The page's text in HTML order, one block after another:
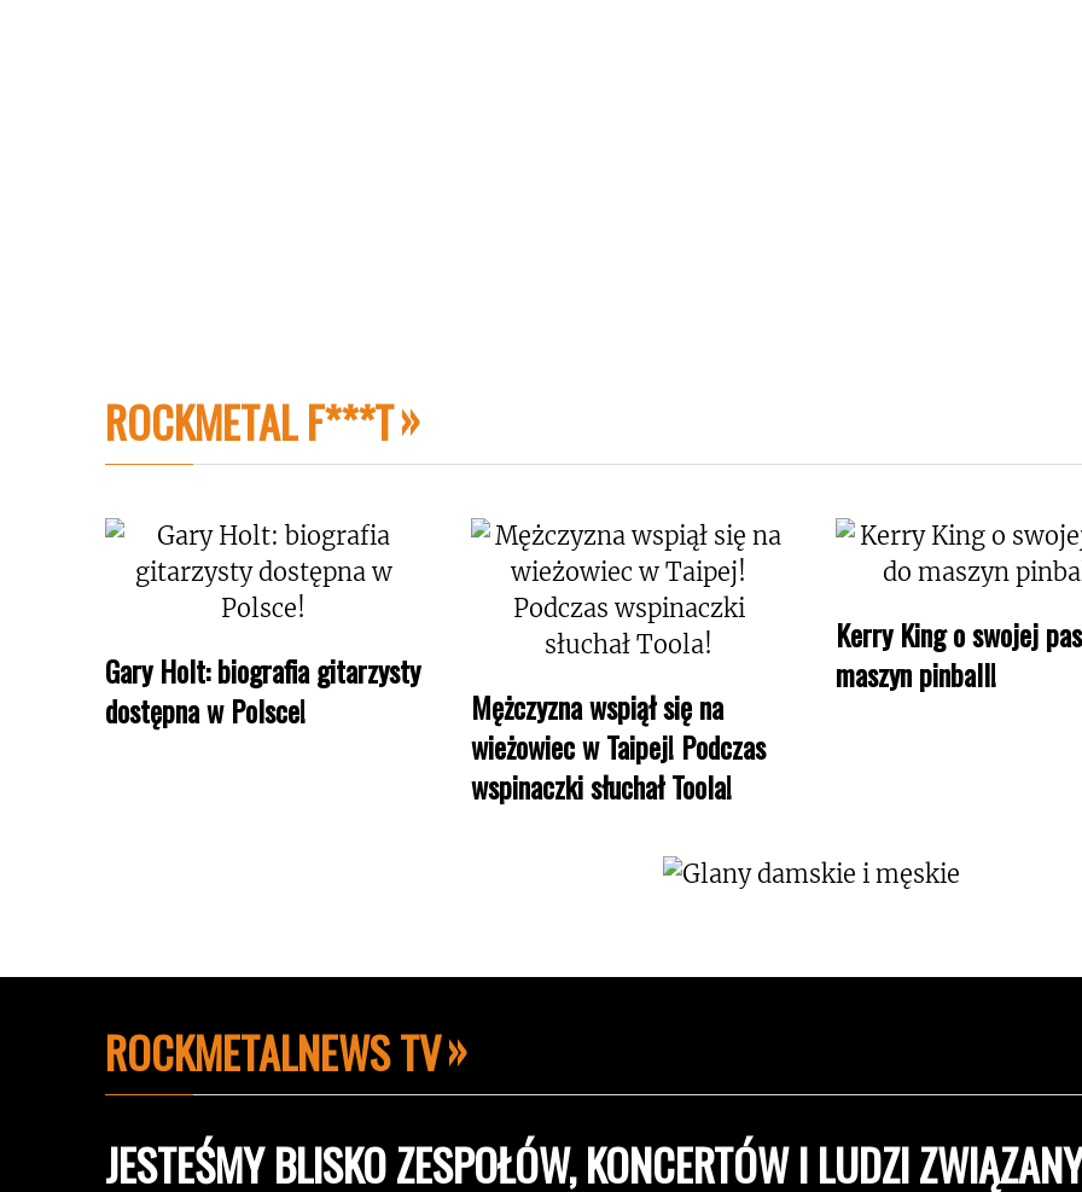
ROCKMETAL F***T
Gary Holt: biografia gitarzysty
dostępna w Polsce!
Mężczyzna wspiął się na
wieżowiec w Taipej! Podczas
wspinaczki słuchał Toola!
Kerry King o swojej
maszyn pinball!
ROCKMETALNEWS TV
JESTEŚMY BLISKO ZESPOŁÓW, KONCERTÓW I LUDZI